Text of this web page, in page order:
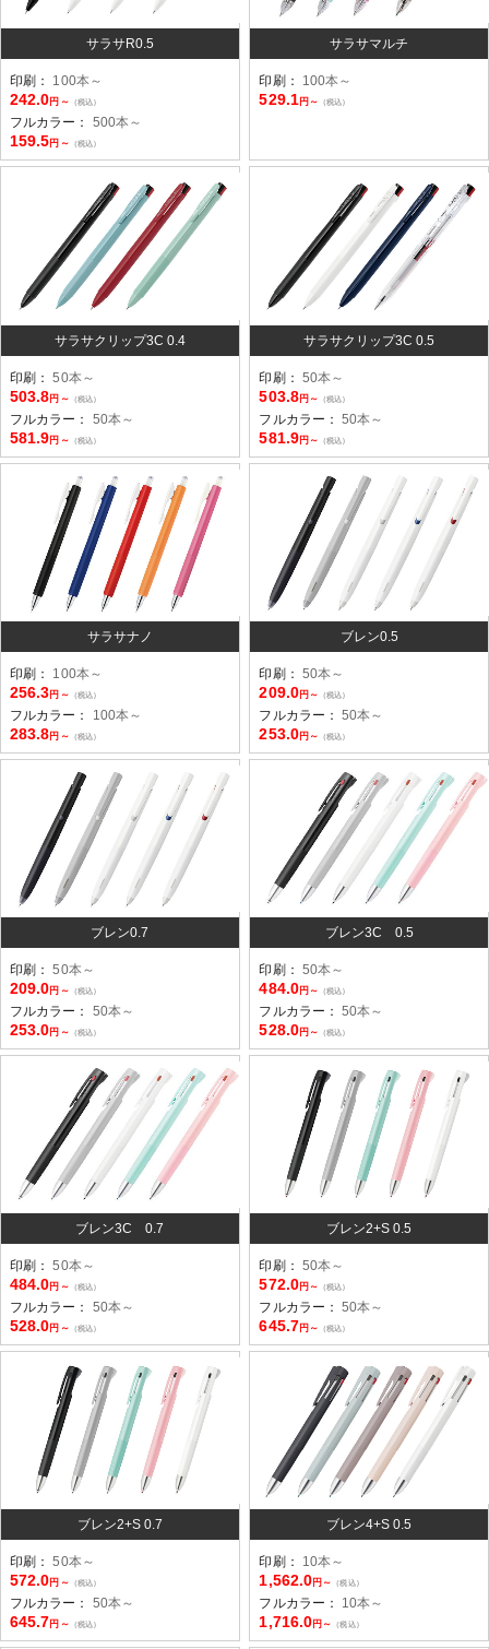
サラサR0.5
印刷： 100本～
242.0 円～ （税込）
フルカラー： 500本～
159.5 円～ （税込）
サラサマルチ
印刷： 100本～
529.1円～ （税込）
サラサクリップ3C 0.4
印刷：50本～
503.8 円～ （税込）
フルカラー： 50本～
581.9 円～ （税込）
サラサクリップ3C 0.5
印刷： 50本～
503.8円～ （税込）
フルカラー：50本～
581.9円～ （税込）
サラサナノ
印刷： 100本～
256.3 円～ （税込）
フルカラー： 100本～
283.8 円～ （税込）
ブレン0.5
印刷： 50本～
209.0円～ （税込）
フルカラー：50本～
253.0円～ （税込）
ブレン0.7
印刷：50本～
209.0 円～ （税込）
フルカラー： 50本～
253.0 円～ （税込）
ブレン3C 0.5
印刷： 50本～
484.0円～ （税込）
フルカラー：50本～
528.0円～ （税込）
ブレン3C 0.7
印刷：50本～
484.0 円～ （税込）
フルカラー： 50本～
528.0 円～ （税込）
ブレン2+S 0.5
印刷： 50本～
572.0円～ （税込）
フルカラー：50本～
645.7 円～ （税込）
ブレン2+S 0.7
印刷：50本～
572.0 円～ （税込）
フルカラー： 50本～
645.7 円～ （税込）
ブレン4+S 0.5
印刷： 10本～
1,562.0 円～ （税込）
フルカラー： 10本～
1,716.0 円～ （税込）